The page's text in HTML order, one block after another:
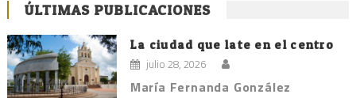
ÚLTIMAS PUBLICACIONES
La ciudad que late en el centro
julio 28, 2026
María Fernanda González